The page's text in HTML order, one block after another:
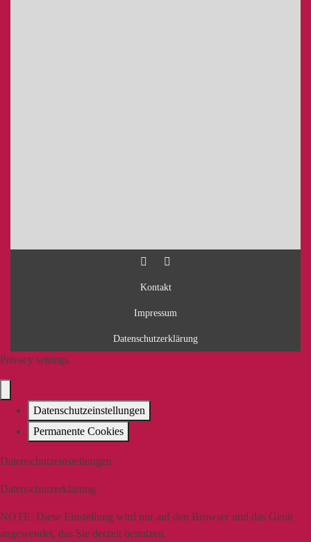
Kontakt
Impressum
Datenschutzerklärung
Privacy settings
Datenschutzeinstellungen
Permanente Cookies
Datenschutzeinstellungen
Datenschutzerklärung
NOTE: Diese Einstellung wird nur auf den Browser und das Gerät
angewendet, das Sie derzeit benutzen.